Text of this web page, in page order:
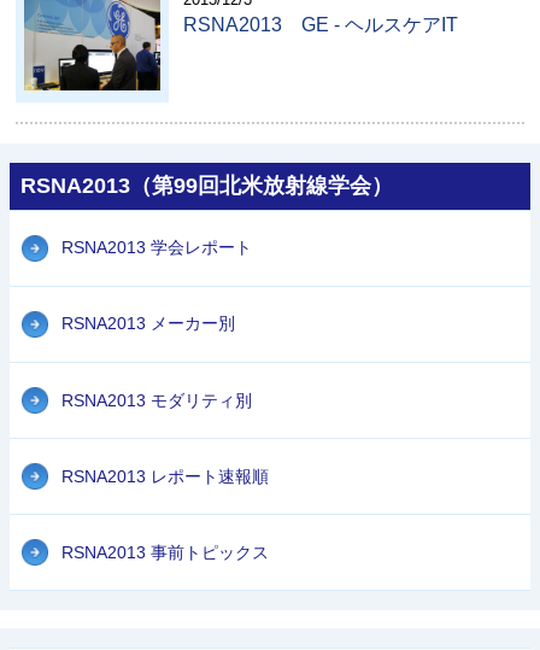
RSNA2013 GE ‐ ヘルスケアIT
RSNA2013（第99回北米放射線学会）
RSNA2013 学会レポート
RSNA2013 メーカー別
RSNA2013 モダリティ別
RSNA2013 レポート速報順
RSNA2013 事前トピックス